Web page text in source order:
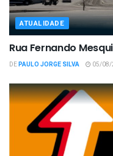
ATUALIDADE
Rua Fernando
DEPAULO JORGE SILVA 05/08/